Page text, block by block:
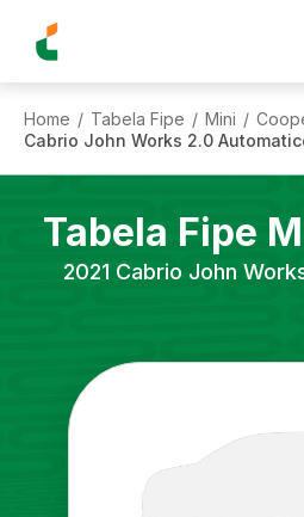
Home / Tabela Fipe / Mini /
Cabrio John Works 2.0
Tabela Fipe
2021 Cabrio John